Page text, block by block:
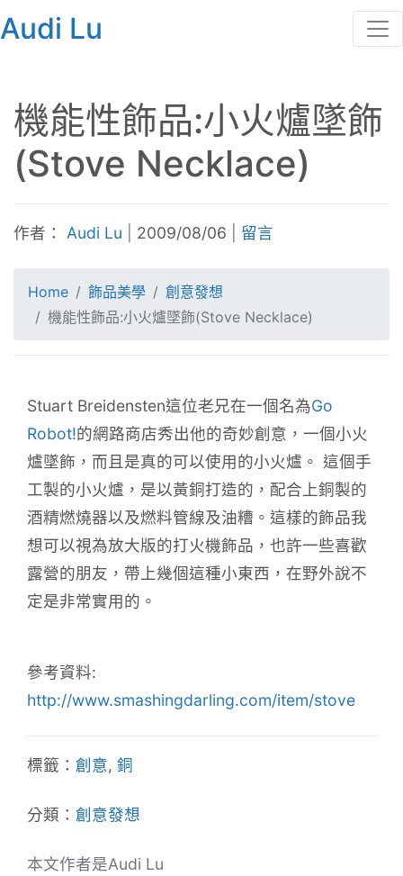
Audi Lu
機能性飾品:小火爐墜飾
(Stove Necklace)
作者： Audi Lu 2009/08/06 留言
Home 飾品美學
創意發想
機能性飾品:小火爐墜飾(Stove Necklace)
Stuart Breidensten這位老兄在一個名為Go
Robot!的網路商店秀出他的奇妙創意，一個小火
爐墜飾，而且是真的可以使用的小火爐。 這個手
工製的小火爐，是以黃銅打造的，配合上銅製的
酒精燃燒器以及燃料管線及油糟。這樣的飾品我
想可以視為放大版的打火機飾品，也許一些喜歡
露營的朋友，帶上幾個這種小東西，在野外說不
定是非常實用的。
參考資料:
http://www.smashingdarling.com/item/stove
標籤： 創意, 銅
分類： 創意發想
本文作者是Audi Lu